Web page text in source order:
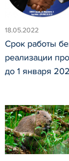
18.05.2022
Срок работы
реализации
до 1 января